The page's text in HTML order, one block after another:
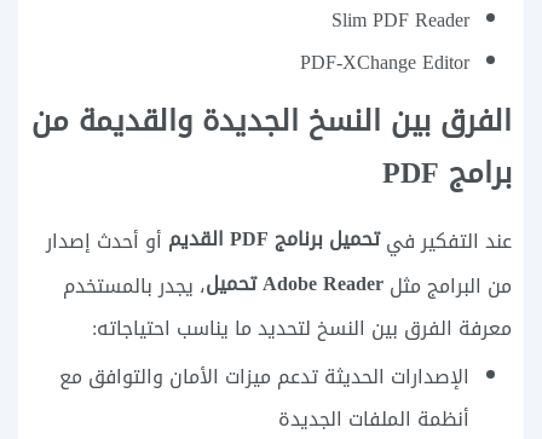
Slim PDF Reader
PDF-XChange Editor
الفرق بين النسخ الجديدة والقديمة من
برامج PDF
عند التفكير فيتحميل برنامج PDF القديم
أو أحدث إصدار
من البرامج مثلAdobe Reader تحميل
، يجدر بالمستخدم
معرفة الفرق بين النسخ لتحديد ما يناسب احتياجاته:
الإصدارات الحديثة تدعم ميزات الأمان والتوافق مع
أنظمة الملفات الجديدة